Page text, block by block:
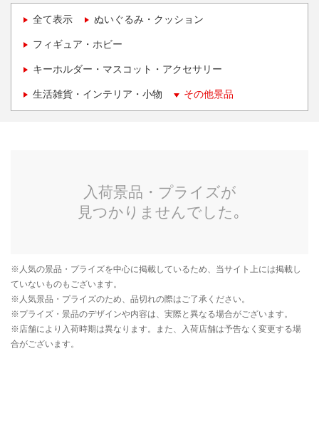
全て表示 ぬいぐるみ・クッション
フィギュア・ホビー
キーホルダー・マスコット・アクセサリー
生活雑貨・インテリア・小物 その他景品